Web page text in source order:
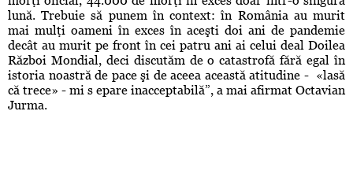
lună. Trebuie să punem în context: în România au murit
mai mulţi oameni în exces în aceşti doi ani de pandemie
decât au murit pe front în cei patru ani ai celui deal Doilea
Război Mondial, deci discutăm de o catastrofă fără egal în
istoria noastră de pace şi de aceea această atitudine - «lasă
că trece» - mi s epare inacceptabilă”, a mai afirmat Octavian
Jurma.